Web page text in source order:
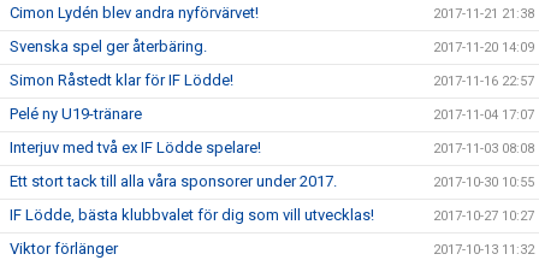
Cimon Lydén blev andra nyförvärvet! 2017-11-21 21:38
Svenska spel ger återbäring. 2017-11-20 14:09
Simon Råstedt klar för IF Lödde! 2017-11-16 22:57
Pelé ny U19-tränare 2017-11-04 17:07
Interjuv med två ex IF Lödde spelare! 2017-11-03 08:08
Ett stort tack till alla våra sponsorer under 2017. 2017-10-30 10:55
IF Lödde, bästa klubbvalet för dig som vill utvecklas! 2017-10-27 10:27
Viktor förlänger 2017-10-13 11:32